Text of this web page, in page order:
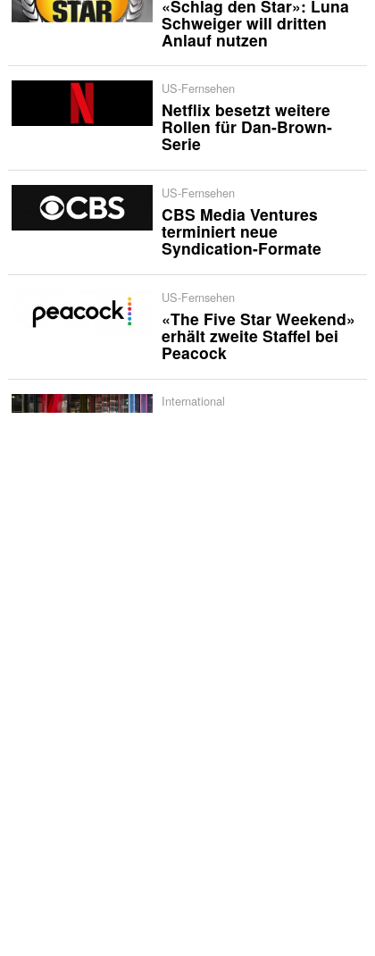
«Schlag den Star»: Luna
Schweiger will dritten
Anlauf nutzen
US-Fernsehen
Netflix besetzt weitere
Rollen für Dan-Brown-
Serie
US-Fernsehen
CBS Media Ventures
terminiert neue
Syndication-Formate
US-Fernsehen
«The Five Star Weekend»
erhält zweite Staffel bei
Peacock
International